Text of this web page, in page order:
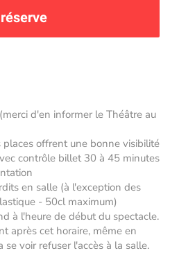
d'en informer le Théâtre au
offrent une bonne visibilité
contrôle billet 30 à 45 minutes
en salle (à l'exception des
- 50cl maximum)
à l'heure de début du spectacle.
après cet horaire, même en
voir refuser l'accès à la salle.